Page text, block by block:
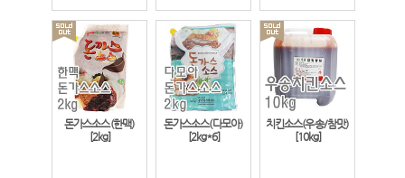
돈가스소스(한맥)
[2kg]
돈가스소스(다모아)
[2kg*6]
치킨소스(우송/참맛)
[10kg]